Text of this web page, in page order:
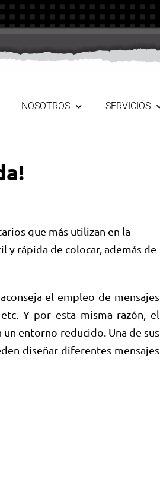
NOSOTROS SERVICIOS
que más utilizan en la
y rápida de colocar, además de
el empleo de mensajes
Y por esta misma razón, el
entorno reducido. Una de sus
diseñar diferentes mensajes